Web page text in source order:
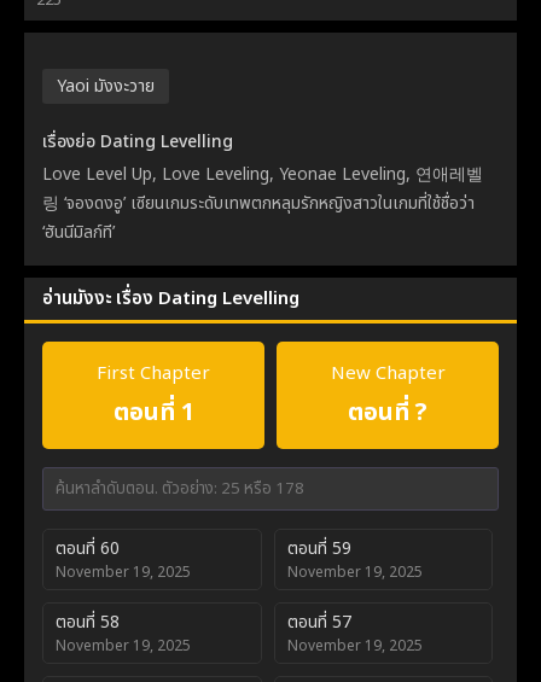
Yaoi มังงะวาย
เรื่องย่อ Dating Levelling
Love Level Up, Love Leveling, Yeonae Leveling, 연애레벨
링 ‘จองดงอู’ เซียนเกมระดับเทพตกหลุมรักหญิงสาวในเกมที่ใช้ชื่อว่า
‘ฮันนีมิลก์ที’
อ่านมังงะ เรื่อง Dating Levelling
First Chapter
ตอนที่ 1
New Chapter
ตอนที่ ?
ตอนที่ 60
November 19, 2025
ตอนที่ 59
November 19, 2025
ตอนที่ 58
November 19, 2025
ตอนที่ 57
November 19, 2025